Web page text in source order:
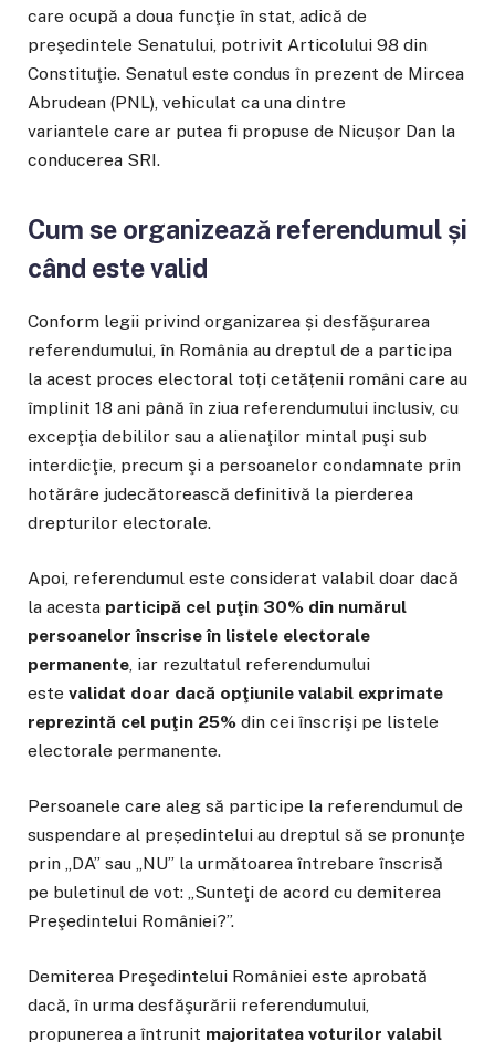
care ocupă a doua funcţie în stat, adică de
preşedintele Senatului, potrivit Articolului 98 din
Constituţie. Senatul este condus în prezent de Mircea
Abrudean (PNL), vehiculat ca una dintre
variantele care ar putea fi propuse de Nicușor Dan la
conducerea SRI.
Cum se organizează referendumul și
când este valid
Conform legii privind organizarea și desfășurarea
referendumului, în România au dreptul de a participa
la acest proces electoral toți cetățenii români care au
împlinit 18 ani până în ziua referendumului inclusiv, cu
excepţia debililor sau a alienaţilor mintal puşi sub
interdicţie, precum şi a persoanelor condamnate prin
hotărâre judecătorească definitivă la pierderea
drepturilor electorale.
Apoi, referendumul este considerat valabil doar dacă
la acesta participă cel puţin 30% din numărul
persoanelor înscrise în listele electorale
permanente , iar rezultatul referendumului
este validat doar dacă opţiunile valabil exprimate
reprezintă cel puţin 25% din cei înscrişi pe listele
electorale permanente.
Persoanele care aleg să participe la referendumul de
suspendare al președintelui au dreptul să se pronunţe
prin „DA” sau „NU” la următoarea întrebare înscrisă
pe buletinul de vot: „Sunteţi de acord cu demiterea
Preşedintelui României?”.
Demiterea Preşedintelui României este aprobată
dacă, în urma desfăşurării referendumului,
propunerea a întrunit majoritatea voturilor valabil